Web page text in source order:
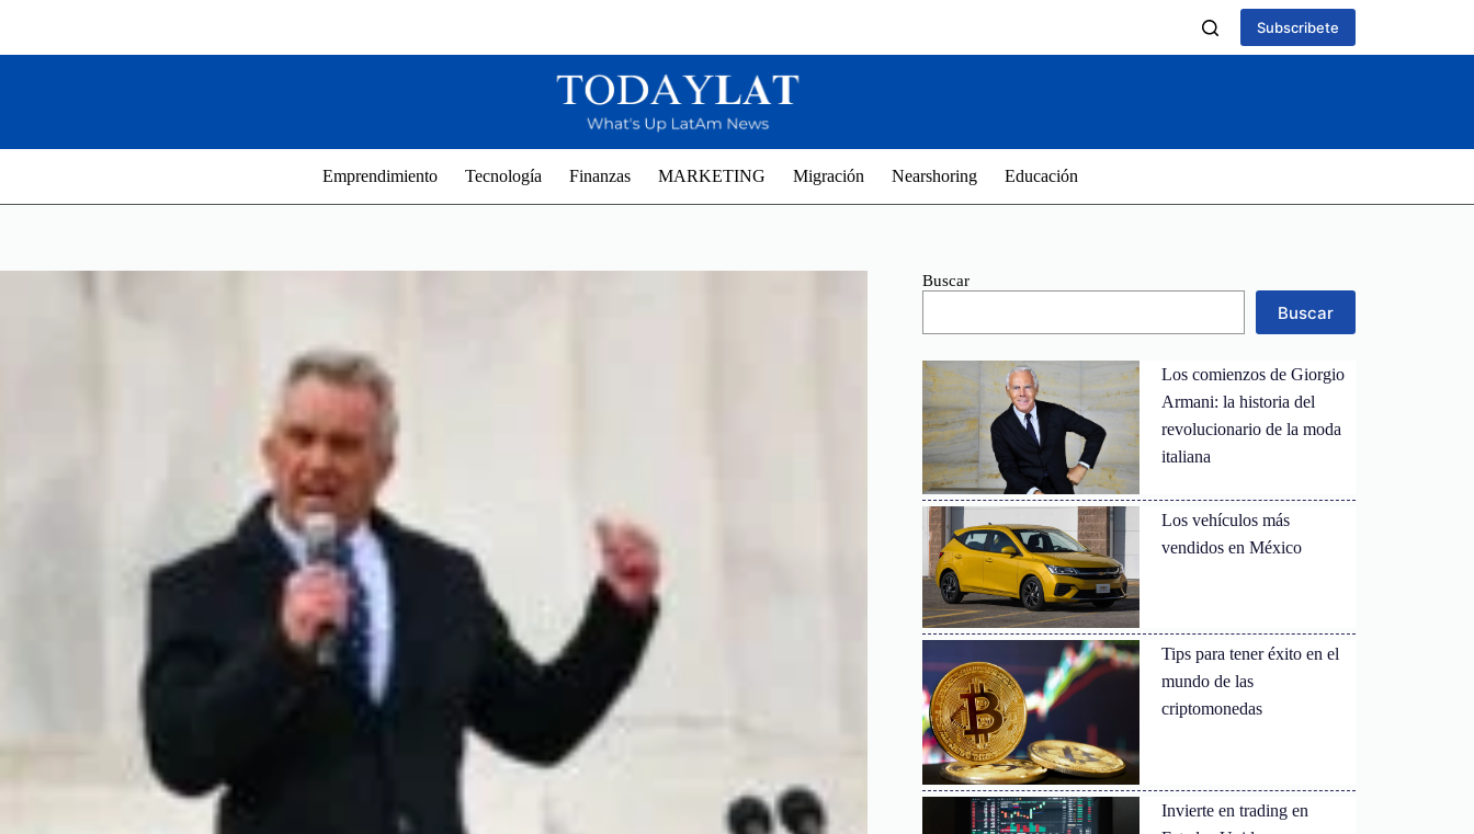
Subscribete
Emprendimiento Tecnología Finanzas MARKETING Migración Nearshoring Educación
Buscar
Buscar
Los comienzos de Giorgio
Armani: la historia del
revolucionario de la moda
italiana
Los vehículos más
vendidos en México
Tips para tener éxito en el
mundo de las
criptomonedas
Invierte en trading en